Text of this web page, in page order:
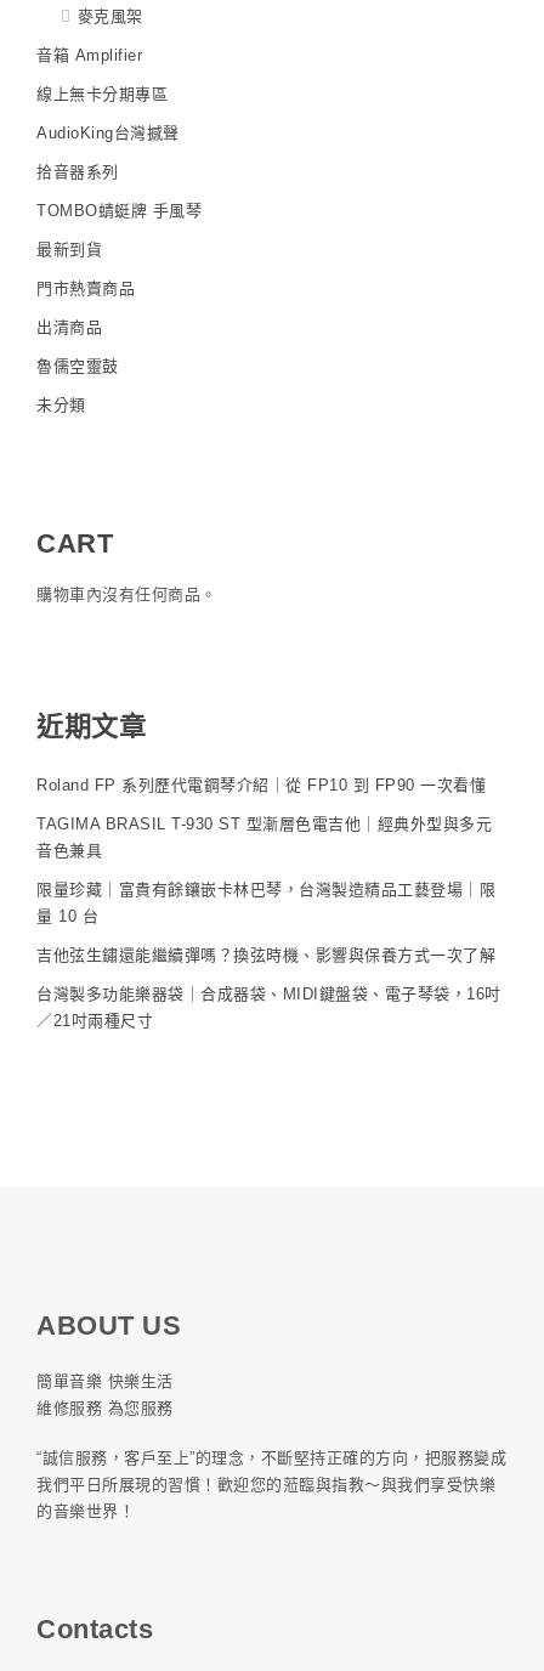
麥克風架
音箱 Amplifier
線上無卡分期專區
AudioKing台灣撼聲
拾音器系列
TOMBO蜻蜓牌 手風琴
最新到貨
門市熱賣商品
出清商品
魯儒空靈鼓
未分類
CART
購物車內沒有任何商品。
近期文章
Roland FP 系列歷代電鋼琴介紹｜從 FP10 到 FP90 一次看懂
TAGIMA BRASIL T-930 ST 型漸層色電吉他｜經典外型與多元
音色兼具
限量珍藏｜富貴有餘鑲嵌卡林巴琴，台灣製造精品工藝登場｜限
量 10 台
吉他弦生鏽還能繼續彈嗎？換弦時機、影響與保養方式一次了解
台灣製多功能樂器袋｜合成器袋、MIDI鍵盤袋、電子琴袋，16吋
／21吋兩種尺寸
ABOUT US
簡單音樂 快樂生活
維修服務 為您服務
“誠信服務，客戶至上”的理念，不斷堅持正確的方向，把服務變成
我們平日所展現的習慣！歡迎您的蒞臨與指教～與我們享受快樂
的音樂世界！
Contacts